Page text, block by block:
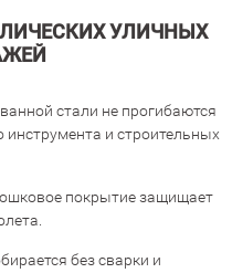
УЛИЧНЫХ
стали не прогибаются
и строительных
покрытие защищает
без сварки и